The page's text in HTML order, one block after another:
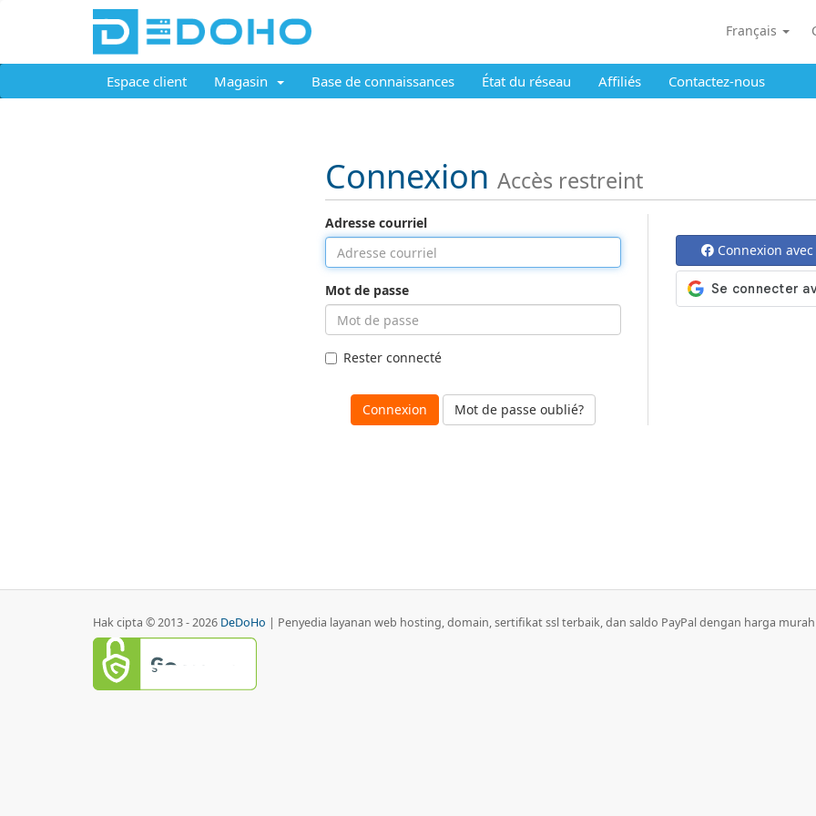
Français
Espace client Magasin Base de connaissances État du réseau Affiliés Contactez-nous
Connexion Accès restreint
Adresse courriel
Mot de passe
Rester connecté
Mot de passe oublié?
Connexion
Hak cipta © 2013 - 2026 DeDoHo | Penyedia layanan web hosting, domain, sertifikat ssl terbaik, dan saldo PayPal dengan harga